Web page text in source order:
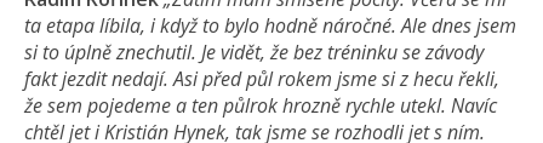
ta etapa líbila, i když to bylo hodně náročné. Ale dnes jsem
si to úplně znechutil. Je vidět, že bez tréninku se závody
fakt jezdit nedají. Asi před půl rokem jsme si z hecu řekli,
že sem pojedeme a ten půlrok hrozně rychle utekl. Navíc
chtěl jet i Kristián Hynek, tak jsme se rozhodli jet s ním.